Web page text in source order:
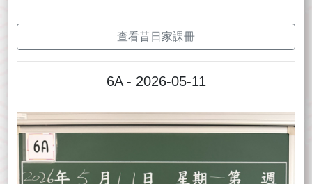
查看昔日家課冊
6A - 2026-05-11